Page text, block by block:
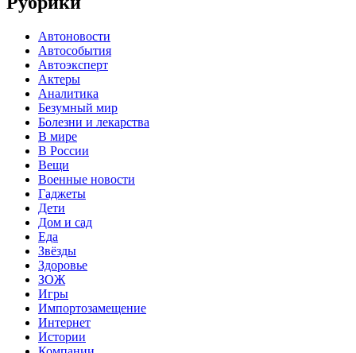
Автоновости
Автособытия
Автоэксперт
Актеры
Аналитика
Безумный мир
Болезни и лекарства
В мире
В России
Вещи
Военные новости
Гаджеты
Дети
Дом и сад
Еда
Звёзды
Здоровье
ЗОЖ
Игры
Импортозамещение
Интернет
Истории